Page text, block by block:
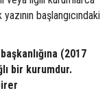
başlangıcındaki
(2017
bir kurumdur.